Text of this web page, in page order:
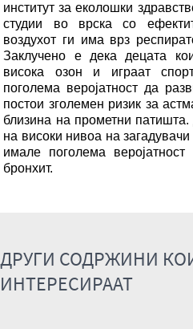
институт за еколошки
студии во врска со
воздухот ги има врз
Заклучено е дека децата
висока озон и играат
поголема веројатност да
постои зголемен ризик за
близина на прометни
на високи нивоа на
имале поголема
бронхит.
ДРУГИ СОДРЖИНИ
ИНТЕРЕСИРААТ